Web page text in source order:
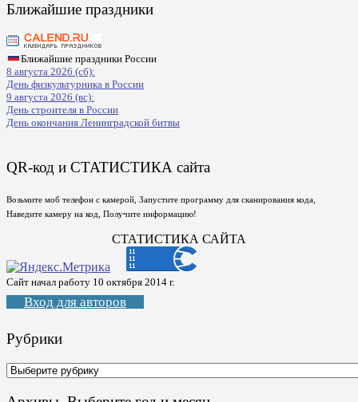
Ближайшие праздники
Ближайшие праздники России
8 августа 2026 (сб):
День физкультурника в России
9 августа 2026 (вс):
День строителя в России
День окончания Ленинградской битвы
QR-код и СТАТИСТИКА сайта
Возьмите моб телефон с камерой, Запустите программу для сканирования кода,
Наведите камеру на код, Получите информацию!
СТАТИСТИКА САЙТА
Сайт начал работу 10 октября 2014 г.
Вход для авторов
Рубрики
Рубрики